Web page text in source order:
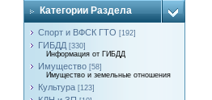
Категории Раздела
Спорт и ВФСК ГТО [192]
ГИБДД [330]
Информация от ГИБДД
Имущество [58]
Имущество и земельные отношения
Культура [123]